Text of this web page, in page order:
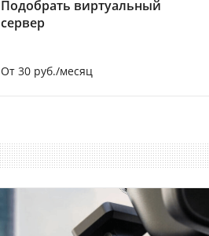
Подобрать виртуальный
сервер
От 30 руб./месяц